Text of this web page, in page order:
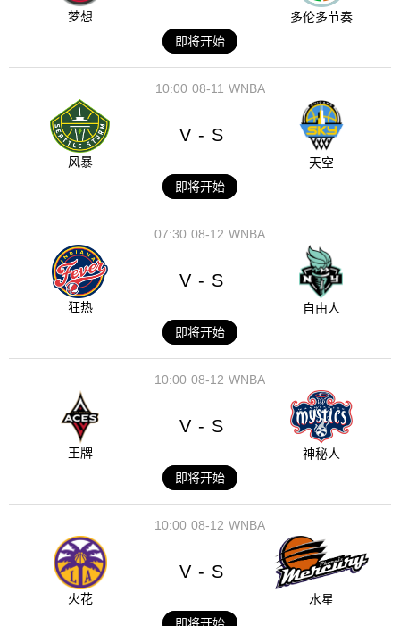
梦想
多伦多节奏
即将开始
08-11
10:00 WNBA
风暴
V - S
天空
即将开始
08-12
07:30 WNBA
狂热
V - S
自由人
即将开始
08-12
10:00 WNBA
王牌
V - S
神秘人
即将开始
08-12
10:00 WNBA
火花
V - S
水星